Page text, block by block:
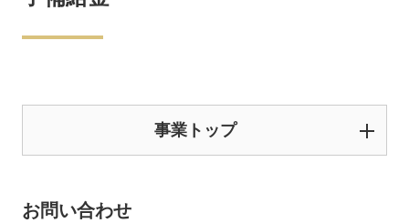
事業トップ
お問い合わせ